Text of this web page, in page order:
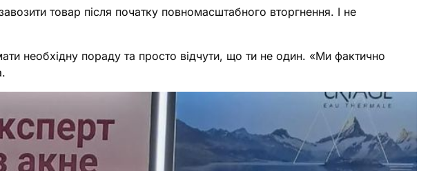
товар після початку повномасштабного вторгнення. І не
необхідну пораду та просто відчути, що ти не один. «Ми фактично